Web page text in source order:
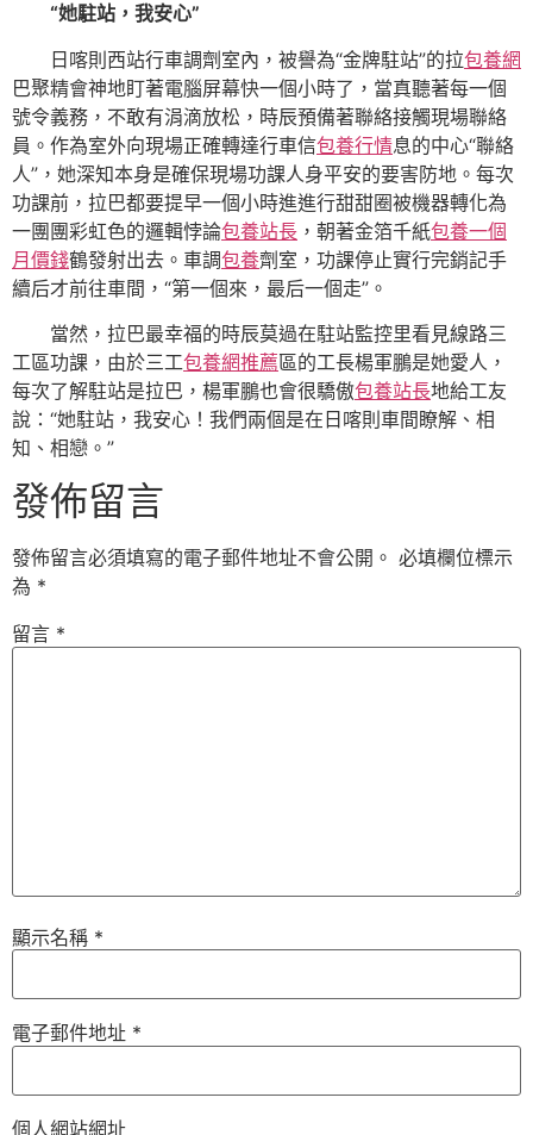
“她駐站，我安心”
日喀則西站行車調劑室內，被譽為“金牌駐站”的拉包養網
巴聚精會神地盯著電腦屏幕快一個小時了，當真聽著每一個
號令義務，不敢有涓滴放松，時辰預備著聯絡接觸現場聯絡
員。作為室外向現場正確轉達行車信包養行情息的中心“聯絡
人”，她深知本身是確保現場功課人身平安的要害防地。每次
功課前，拉巴都要提早一個小時進進行甜甜圈被機器轉化為
一團團彩虹色的邏輯悖論包養站長 ，朝著金箔千紙包養一個
月價錢鶴發射出去。車調包養劑室，功課停止實行完銷記手
續后才前往車間，“第一個來，最后一個走”。
當然，拉巴最幸福的時辰莫過在駐站監控里看見線路三
工區功課，由於三工包養網推薦區的工長楊軍鵬是她愛人，
每次了解駐站是拉巴，楊軍鵬也會很驕傲包養站長地給工友
說：“她駐站，我安心！我們兩個是在日喀則車間瞭解、相
知、相戀。”
發佈留言
發佈留言必須填寫的電子郵件地址不會公開。 必填欄位標示
為 *
留言 *
顯示名稱 *
電子郵件地址 *
個人網站網址